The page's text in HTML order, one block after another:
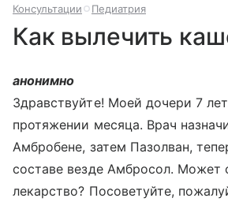
Консультации Педиатрия
Как вылечить
анонимно
Здравствуйте! Моей дочери 7
протяжении месяца. Врач
Амбробене, затем Пазолван,
составе везде Амбросол. Может
лекарство? Посоветуйте,